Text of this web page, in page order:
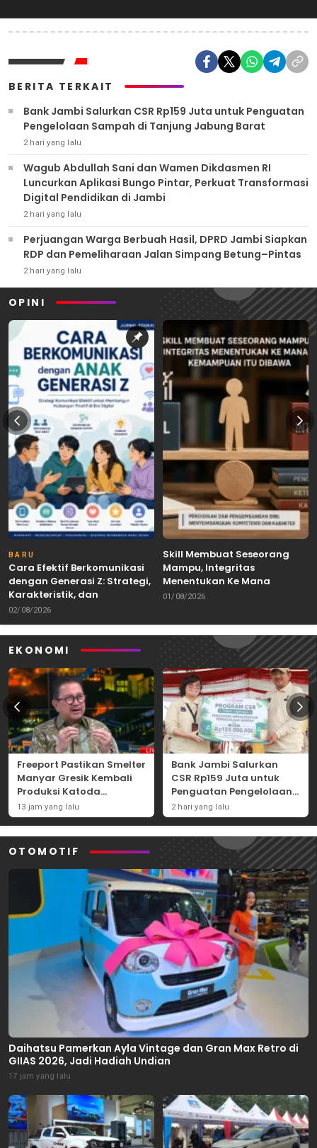
BERITA TERKAIT
Bank Jambi Salurkan CSR Rp159 Juta untuk Penguatan
Pengelolaan Sampah di Tanjung Jabung Barat
2 hari yang lalu
Wagub Abdullah Sani dan Wamen Dikdasmen RI
Luncurkan Aplikasi Bungo Pintar, Perkuat Transformasi
Digital Pendidikan di Jambi
2 hari yang lalu
Perjuangan Warga Berbuah Hasil, DPRD Jambi Siapkan
RDP dan Pemeliharaan Jalan Simpang Betung–Pintas
2 hari yang lalu
OPINI
BARU
Cara Efektif Berkomunikasi
dengan Generasi Z: Strategi,
Karakteristik, dan
Tantangannya
02/08/2026
Skill Membuat Seseorang
Mampu, Integritas
Menentukan Ke Mana
Kemampuan Itu Dibawa
01/08/2026
EKONOMI
Freeport Pastikan Smelter
Manyar Gresik Kembali
Produksi Katoda
Tembaga Mulai
September 2026
13 jam yang lalu
Bank Jambi Salurkan
CSR Rp159 Juta untuk
Penguatan Pengelolaan
Sampah di Tanjung
Jabung Barat
2 hari yang lalu
OTOMOTIF
Daihatsu Pamerkan Ayla Vintage dan Gran Max Retro di
GIIAS 2026, Jadi Hadiah Undian
17 jam yang lalu